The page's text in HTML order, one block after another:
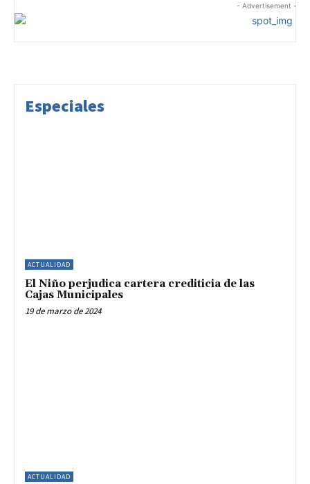
- Advertisement -
Especiales
ACTUALIDAD
El Niño perjudica cartera crediticia de las
Cajas Municipales
19 de marzo de 2024
ACTUALIDAD